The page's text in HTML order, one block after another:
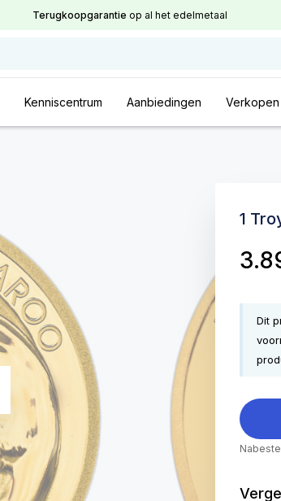
Terugkoopgarantie op al het edelmetaal
Kenniscentrum Aanbiedingen Verkopen
1
Dit